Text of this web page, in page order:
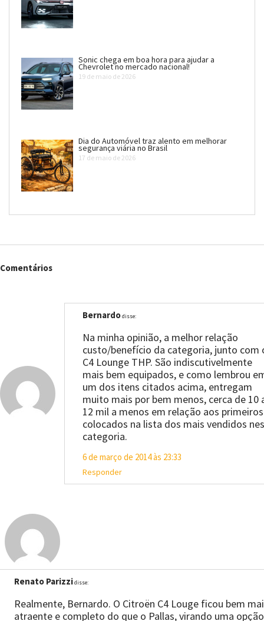
Sonic chega em boa hora para ajudar a
Chevrolet no mercado nacional!
19 de maio de 2026
Dia do Automóvel traz alento em melhorar
segurança viária no Brasil
17 de maio de 2026
Comentários
Bernardodisse:
Na minha opinião, a melhor relação
custo/benefício da categoria, junto com
C4 Lounge THP. São indiscutivelmente
mais bem equipados, e como lembrou
um dos itens citados acima, entregam
muito mais por bem menos, cerca de 10
12 mil a menos em relação aos primeiros
colocados na lista dos mais vendidos
categoria.
6 de março de 2014 às 23:33
Responder
Renato Parizzidisse:
Realmente, Bernardo. O Citroën C4 Louge ficou bem
atraente e completo do que o Pallas, virando uma opção